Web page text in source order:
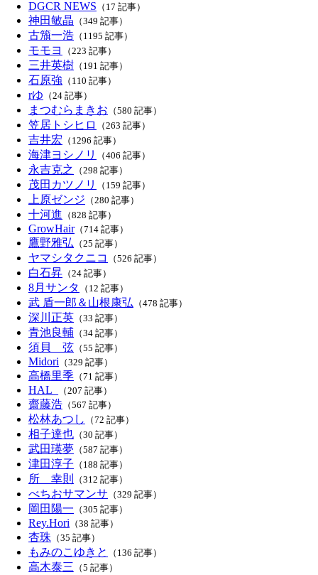
DGCR NEWS （17 記事）
神田敏晶 （349 記事）
古籏一浩 （1195 記事）
モモヨ （223 記事）
三井英樹 （191 記事）
石原強 （110 記事）
rゆ （24 記事）
まつむらまきお （580 記事）
笠居トシヒロ （263 記事）
吉井宏 （1296 記事）
海津ヨシノリ （406 記事）
永吉克之 （298 記事）
茂田カツノリ （159 記事）
上原ゼンジ （280 記事）
十河進 （828 記事）
GrowHair（714 記事）
鷹野雅弘 （25 記事）
ヤマシタクニコ （526 記事）
白石昇 （24 記事）
8月サンタ （12 記事）
武 盾一郎＆山根康弘 （478 記事）
深川正英 （33 記事）
青池良輔 （34 記事）
須貝 弦 （55 記事）
Midori （329 記事）
高橋里季 （71 記事）
HAL_ （207 記事）
齋藤浩 （567 記事）
松林あつし （72 記事）
相子達也 （30 記事）
武田瑛夢 （587 記事）
津田淳子 （188 記事）
所 幸則 （312 記事）
べちおサマンサ （329 記事）
岡田陽一 （305 記事）
Rey.Hori （38 記事）
杏珠 （35 記事）
もみのこゆきと （136 記事）
高木泰三 （5 記事）